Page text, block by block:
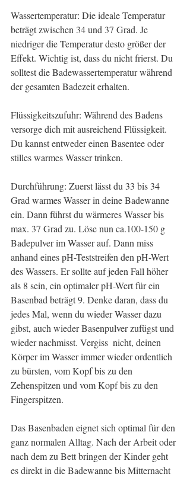
Wassertemperatur: Die ideale Temperatur
beträgt zwischen 34 und 37 Grad. Je
niedriger die Temperatur desto größer der
Effekt. Wichtig ist, dass du nicht frierst. Du
solltest die Badewassertemperatur während
der gesamten Badezeit erhalten.
Flüssigkeitszufuhr: Während des Badens
versorge dich mit ausreichend Flüssigkeit.
Du kannst entweder einen Basentee oder
stilles warmes Wasser trinken.
Durchführung: Zuerst lässt du 33 bis 34
Grad warmes Wasser in deine Badewanne
ein. Dann führst du wärmeres Wasser bis
max. 37 Grad zu. Löse nun ca.100-150 g
Badepulver im Wasser auf. Dann miss
anhand eines pH-Teststreifen den pH-Wert
des Wassers. Er sollte auf jeden Fall höher
als 8 sein, ein optimaler pH-Wert für ein
Basenbad beträgt 9. Denke daran, dass du
jedes Mal, wenn du wieder Wasser dazu
gibst, auch wieder Basenpulver zufügst und
wieder nachmisst. Vergiss  nicht, deinen
Körper im Wasser immer wieder ordentlich
zu bürsten, vom Kopf bis zu den
Zehenspitzen und vom Kopf bis zu den
Fingerspitzen.
Das Basenbaden eignet sich optimal für den
ganz normalen Alltag. Nach der Arbeit oder
nach dem zu Bett bringen der Kinder geht
es direkt in die Badewanne bis Mitternacht